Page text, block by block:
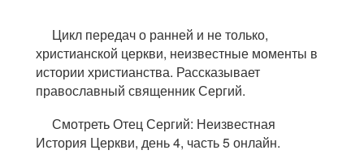
Цикл передач о ранней и не только,
христианской церкви, неизвестные моменты в
истории христианства. Рассказывает
православный священник Сергий.
Смотреть Отец Сергий: Неизвестная
История Церкви, день 4, часть 5 онлайн.